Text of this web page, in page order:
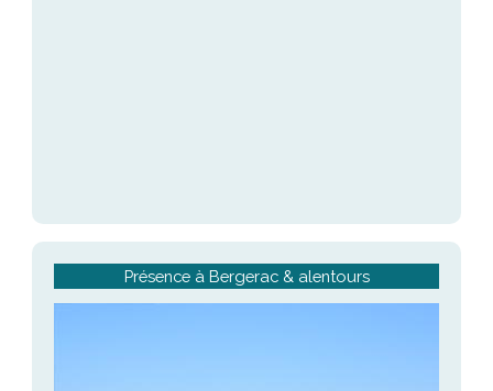
Présence à Bergerac & alentours